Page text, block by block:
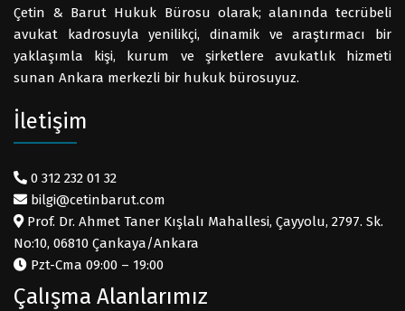
Çetin & Barut Hukuk Bürosu olarak; alanında tecrübeli
avukat kadrosuyla yenilikçi, dinamik ve araştırmacı bir
yaklaşımla kişi, kurum ve şirketlere avukatlık hizmeti
sunan Ankara merkezli bir hukuk bürosuyuz.
İletişim
0 312 232 01 32
bilgi@cetinbarut.com
Prof. Dr. Ahmet Taner Kışlalı Mahallesi, Çayyolu, 2797. Sk.
No:10, 06810 Çankaya/Ankara
Pzt-Cma 09:00 – 19:00
Çalışma Alanlarımız